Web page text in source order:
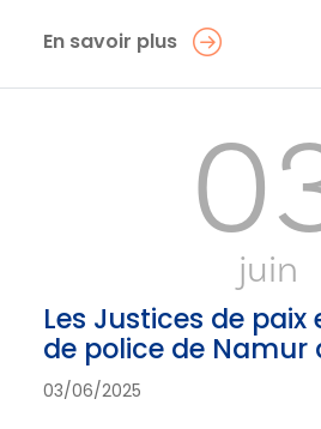
En savoir plus
juin
Les Justices de paix
de police de Namur
03/06/2025